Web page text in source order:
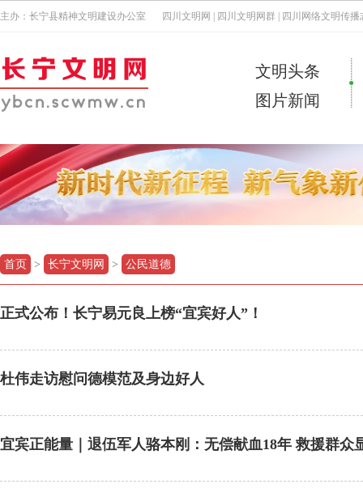
主办：长宁县精神文明建设办公室 四川文明网 四川文明网群 四川网络文明传
文明头条
图片新闻
首页 > 长宁文明网 > 公民道德
正式公布！长宁易元良上榜“宜宾好人”！
杜伟走访慰问德模范及身边好人
宜宾正能量｜退伍军人骆本刚：无偿献血18年 救援群众